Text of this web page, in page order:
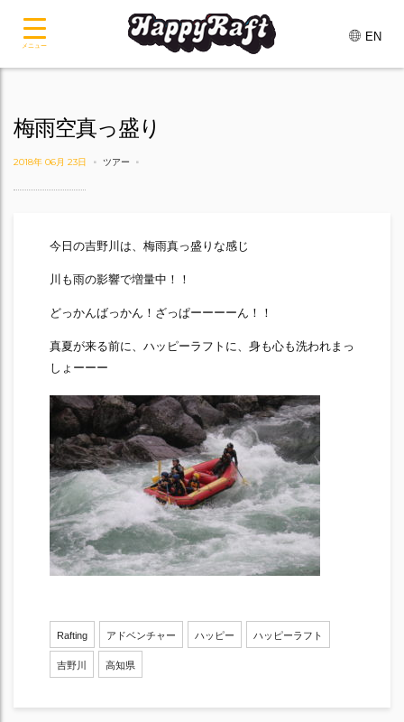
EN
梅雨空真っ盛り
2018年 06月 23日 ツアー
今日の吉野川は、梅雨真っ盛りな感じ
川も雨の影響で増量中！！
どっかんばっかん！ざっぱーーーーん！！
真夏が来る前に、ハッピーラフトに、身も心も洗われまっ
しょーーー
Rafting アドベンチャー ハッピー ハッピーラフト
吉野川 高知県
メニュー